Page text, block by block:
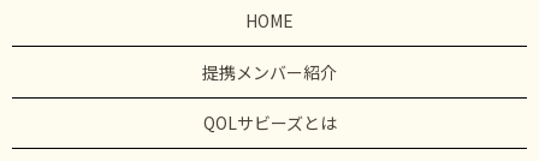
HOME
提携メンバー紹介
QOLサビーズとは